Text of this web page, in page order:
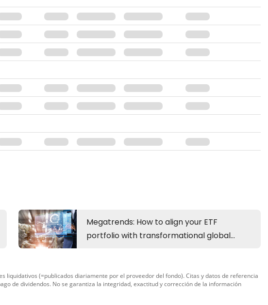
(=publicados diariamente por el proveedor del fondo). Citas y datos de referencia
de dividendos. No se garantiza la integridad, exactitud y corrección de la información